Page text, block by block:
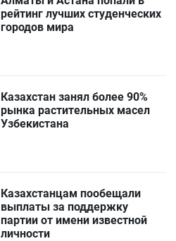
рейтинг лучших студенческих
городов мира
Казахстан занял более 90%
рынка растительных масел
Узбекистана
Казахстанцам пообещали
выплаты за поддержку
партии от имени известной
личности